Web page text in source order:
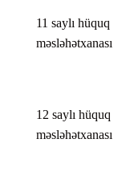
11 saylı hüquq
məsləhətxanası
12 saylı hüquq
məsləhətxanası